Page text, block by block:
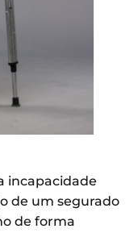
incapacidade
de um segurado
de forma